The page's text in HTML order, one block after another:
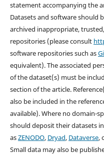
statement accompanying the
Datasets and software should
archived inappropriate,
repositories (please consult
software repositories such as
equivalent). The associated
of the dataset(s) must be
section of the article.
also be included in the
available). Where no domain-
should deposit their datasets
asZENODO, Dryad, Dataverse,
Small data may also be